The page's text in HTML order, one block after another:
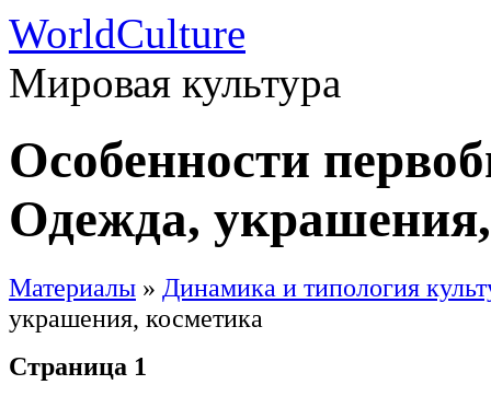
WorldCulture
Мировая культура
Особенности
Одежда,
Материалы » Динамика и типология
украшения, косметика
Страница 1